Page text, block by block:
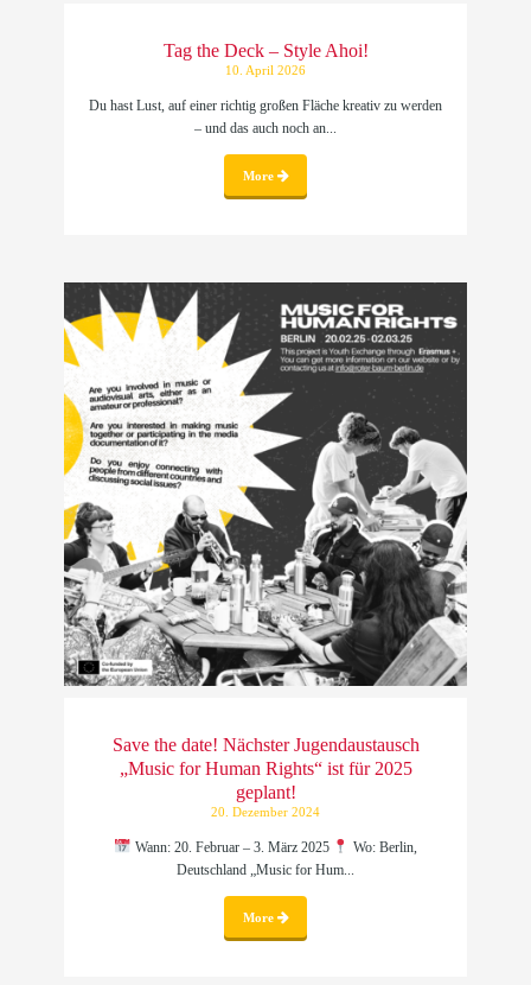
Tag the Deck – Style Ahoi!
10. April 2026
Du hast Lust, auf einer richtig großen Fläche kreativ zu werden
– und das auch noch an...
More
Save the date! Nächster Jugendaustausch
„Music for Human Rights“ ist für 2025
geplant!
20. Dezember 2024
Wann: 20. Februar – 3. März 2025
Wo: Berlin,
Deutschland „Music for Hum...
More